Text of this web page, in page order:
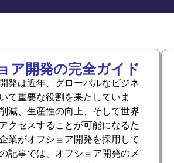
ア開発の完全ガイド
発は近年、グローバルなビジネ
て重要な役割を果たしていま
減、生産性の向上、そして世界
クセスすることが可能になるた
業がオフショア開発を採用して
記事では、オフショア開発のメ